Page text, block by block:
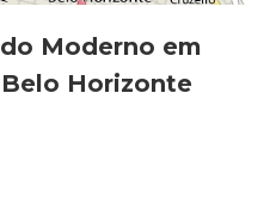
Moderno em
Horizonte